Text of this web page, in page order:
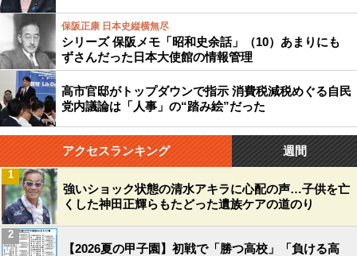
保阪正康 日本史縦横無尽
シリーズ 保阪メモ「昭和史余話」（10）あまりにも
ずさんだった日本大使館の情報管理
高市官邸がトップダウンで指示 消費税減税めぐる自民
党内議論は「人事」の“踏み絵”だった
アクセスランキング 週間
強いショック状態の清水アキラに心配の声…子供を亡
くした神田正輝らもたどった遺族ケアの道のり
1
【2026夏の甲子園】初戦で「勝つ高校」「負ける高
2